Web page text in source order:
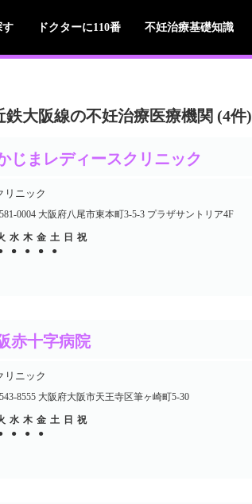
す ドクターに110番 不妊治療基礎知識
鉄大阪線の不妊治療医療機関 (4件)
じまレディースクリニック
リニック
0004 大阪府八尾市東本町3-5-3 プラザサントリア4F
水 木 金 土 日 祝
● ● ● ●
● ●
赤十字病院
リニック
8555 大阪府大阪市天王寺区筆ヶ崎町5-30
水 木 金 土 日 祝
● ● ●